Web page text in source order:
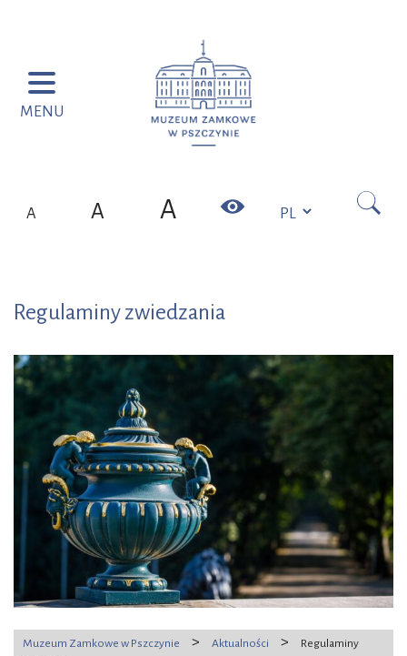
MENU
A A A Kontrast Szukaj
Regulaminy zwiedzania
Muzeum Zamkowe w Pszczynie > Aktualności >
Regulaminy